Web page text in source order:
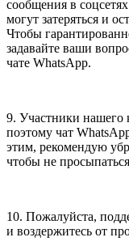
сообщения в
могут затеряться и
Чтобы
задавайте ваши
чате WhatsApp.
9. Участники нашего
поэтому чат
этим, рекомендую
чтобы не
10. Пожалуйста,
и воздержитесь от